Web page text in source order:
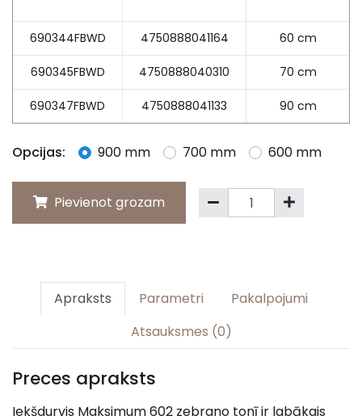
690344FBWD 4750888041164 60 cm
690345FBWD 4750888040310 70 cm
690347FBWD 4750888041133 90 cm
Opcijas: 900 mm 700 mm 600 mm
Pievienot grozam
Apraksts Parametri
Pakalpojumi
Atsauksmes (0)
Preces apraksts
Iekšdurvis Maksimum 602 zebrano tonī ir labākais